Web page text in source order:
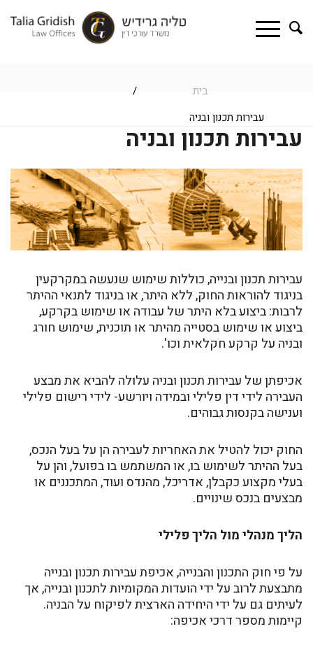
בית
/
עבירות תכנון ובניה
עבירות תכנון ובניה
עבירות תכנון ובנייה, כוללות שימוש שנעשה במקרקעין
בניגוד להוראות החוק, ללא היתר, או בניגוד לתנאי ההיתר
לרבות: ביצוע בלא היתר של עבודה או שימוש בקרקע,
ביצוע או שימוש בסטייה מהיתר או תוכנית, שימוש חורג
ובניה על קרקע חקלאית וכו'.
אכיפתן של עבירות תכנון ובניה עלולה להביא את מבצע
העבירה לידי דין פלילי ובמידה ויורשע- לידי רישום פלילי
וענישה בקנסות גבוהים.
החוק יכול להטיל את האחריות לעבירה הן על בעל הנכס,
בעל ההיתר לשימוש בו, או המשתמש בו בפועל, והן על
בעלי מקצוע כקבלן, אדריכל, מהנדס ועוד, המתכננים או
מבצעים בנכס שינויים.
הליך מנהלי מול הליך פלילי
על פי חוק התכנון והבנייה, אכיפת עבירות תכנון ובנייה
מתבצעת לרוב על ידי הועדות המקומיות לתכנון ובנייה, אך
לעיתים גם על ידי היחידה הארצית לפיקוח על הבניה.
קיימות מספר דרכי אכיפה: